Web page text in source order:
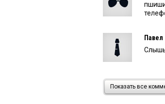
Павел
омич
гость
Показать все